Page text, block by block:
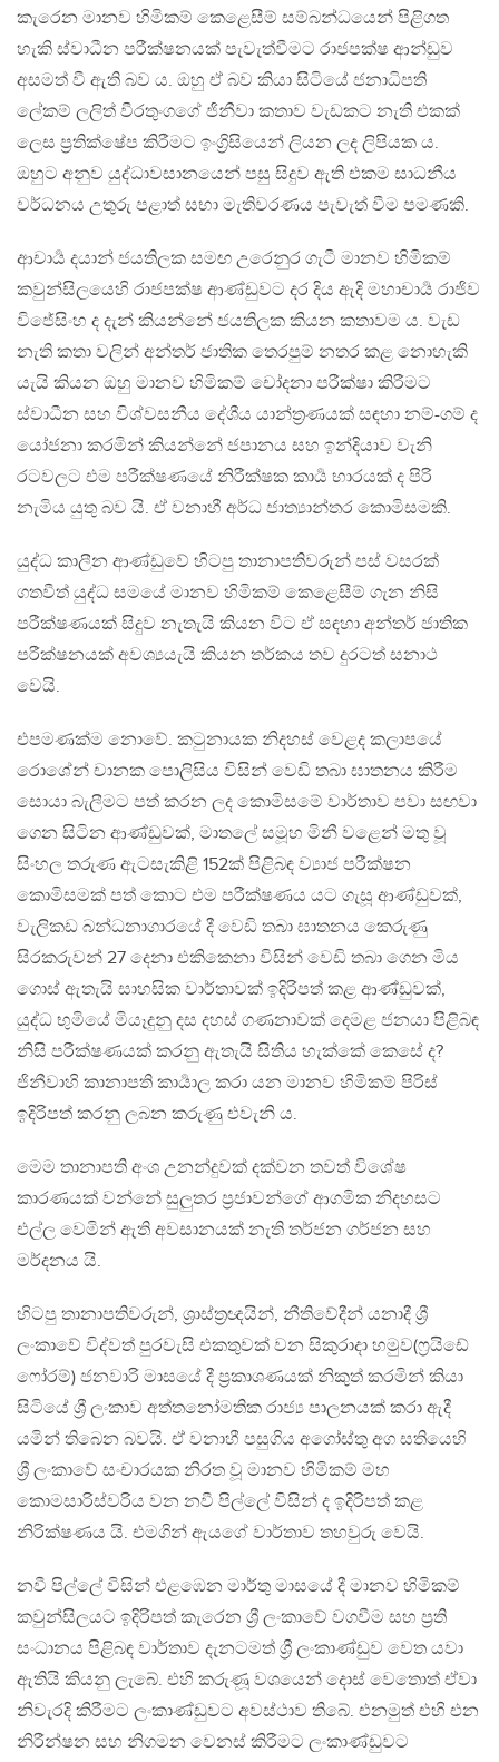
කැරෙන මානව හිමිකම් කෙළෙසීම් සම්බන්ධයෙන් පිළිගත
හැකි ස්වාධීන පරීක්ෂනයක් පැවැත්වීමට රාජපක්ෂ ආන්ඩුව
අසමත් වී ඇති බව ය. ඔහු ඒ බව කියා සිටියේ ජනාධිපති
ලේකම් ලලිත් වීරතුංගගේ ජිනීවා කතාව වැඩකට නැති එකක්
ලෙස ප්‍රතික්ෂේප කිරීමට ඉංග්‍රිසියෙන් ලියන ලද ලිපියක ය.
ඔහුට අනුව යුද්ධාවසානයෙන් පසු ‍සිදුව ඇති එකම සාධනීය
වර්ධනය උතුරු පළාත් සභා මැතිවරණය පැවැත් වීම පමණකි.
ආචාර්‍ය දයාන් ජයතිලක සමඟ උරෙනුර ගැටී මානව හිමිකම්
කවුන්සිලයෙහි රාජපක්ෂ ආණ්ඩුවට දර දිය ඇදි මහාචාර්‍ය රාජිව
විජේසිංහ ද දැන් කියන්නේ ජයතිලක කියන කතාවම ය. වැඩ
නැති කතා වලින් අන්තර් ජාතික තෙරපුම් නතර කළ නොහැකි
යැයි කියන ඔහු මානව හිමිකම් චෝදනා පරීක්ෂා කිරීමට
ස්වාධීන සහ විශ්වසනීය දේශීය යාන්ත්‍රණයක් සඳහා නම්-ගම් ද
යෝජනා කරමින් කියන්නේ ජපානය සහ ඉන්දියාව වැනි
රටවලට එම පරීක්ෂණයේ නිරීක්ෂක කාර්‍ය භාරයක් ද පිරි
නැමිය යුතු බව යි. ඒ වනාහී අර්ධ ජාත්‍යාන්තර කොමිසමකි.
යුද්ධ කාලීන ආණ්ඩුවේ හිටපු තානාපතිවරුන් පස් වසරක්
ගතවීත් යුද්ධ සමයේ මානව හිමිකම් කෙළෙසීම් ගැන නිසි
පරීක්ෂණයක් සිදුව නැතැයි කියන විට ඒ සඳහා අන්තර් ජාතික
පරීක්ෂනයක් අවශ්‍යයැයි කියන තර්කය තව දුරටත් සනාථ
වෙයි.
එපමණක්ම නොවේ. කටුනායක නිදහස් වෙළද කලාපයේ
රොශේන් චානක පොලිසිය විසින් වෙඩි තබා ඝාතනය කිරීම
සොයා බැලීමට පත් කරන ලද ‍කොමිසමේ වාර්තාව පවා සඟවා
ගෙන සිටින ආණ්ඩුවක්, මාතලේ සමූහ මිනී වළෙන් මතු වූ
සිංහල තරුණ ඇටසැකිළි 152ක් පිළිබඳ ව්‍යාජ පරීක්ෂන
කොමිසමක් පත් කොට එම පරීක්ෂණය යට ගැසූ ආණ්ඩුවක්,
වැලිකඩ බන්ධනාගාරයේ දී වෙඩි තබා ඝාතනය කෙරුණු
සිරකරුවන් 27 දෙනා එකිකෙනා විසින් වෙඩි තබා ගෙන මිය
ගොස් ඇතැයි සාහසික වාර්තාවක් ඉදිරිපත් කළ ආණ්ඩුවක්,
යුද්ධ භුමියේ මියෑදුනු දස දහස් ගණනාවක් දෙමළ ජනයා පිළිබඳ
නිසි පරීක්ෂණයක් කරනු ඇතැයි සිතිය හැක්කේ කෙසේ ද?
ජිනීවාහි කානාපති කාර්‍යාල කරා යන මානව හිමිකම් පිරිස්
ඉදිරිපත් කරනු ලබන කරුණු එවැනි ය.
මෙම තානාපති අංශ උනන්දුවක් දක්වන තවත් විශේෂ
කාරණයක් වන්නේ සුලුතර ප්‍රජාවන්ගේ ආගමික නිදහසට
එල්ල වෙමින් ඇති අවසානයක් නැති තර්ජන ගර්ජන සහ
මර්දනය යි.
හිටපු තානාපතිවරුන්, ශ්‍රාස්ත්‍රඥයින්, නීති‍වේදීන් යනාදී ශ්‍රී
ලංකාවේ විද්වත් පුරවැසි එකතුවක් වන සිකුරාදා හමුව(ෆ්‍රයිඩේ
‍‍ෆෝරම්) ජනවාරි මාසයේ දී ප්‍රකාශණයක් නිකුත් කරමින් කියා
සිටියේ ශ්‍රී ලංකාව අත්ත‍නෝමතික රාජ්‍ය පාලනයක් කරා ඇදී
යමින් තිබෙන බවයි. ඒ වනාහී පසුගිය අගෝස්තු අග සතියෙහි
ශ්‍රී ලංකාවේ සංචාරයක නිරත වූ මානව හිමිකම් මහ
කොමසාරිස්වරිය‍ වන නවී පිල්ලේ විසින් ද ඉදිරිපත් කළ
නිරික්ෂණය යි. එමගින් ඇයගේ වාර්තාව තහවුරු වෙයි.
නවී පිල්ලේ විසින් එළඹෙන මාර්තු මාසයේ දී මානව හිමිකම්
කවුන්සිලයට ඉදිරිපත් කැරෙන ශ්‍රී ලංකාවේ වගවීම සහ ප්‍රති
සංධානය පිළිබඳ වාර්තාව දැනටමත් ශ්‍රී ලංකාණ්ඩුව වෙත යවා
ඇතියි කියනු ලැබේ. එහි කරුණූ වශයෙන් දොස් වෙතොත් ඒවා
නිවැරදි කිරීමට ලංකාණ්ඩුවට අවස්ථාව තිබේ. එනමුත් එහි එන
නිරීන්ෂන සහ නිගමන වෙනස් කිරීමට ලංකාණ්ඩුවට